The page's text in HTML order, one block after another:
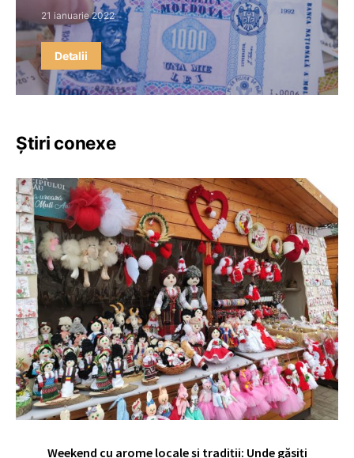
21 ianuarie 2022
Detalii
Știri conexe
Weekend cu arome locale și tradiții: Unde găsiți